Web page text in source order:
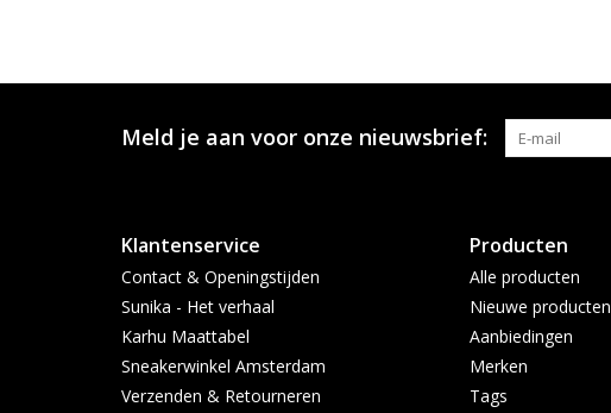
Meld je aan voor onze nieuwsbrief:
Klantenservice
Contact & Openingstijden
Sunika - Het verhaal
Karhu Maattabel
Sneakerwinkel Amsterdam
Verzenden & Retourneren
Producten
Alle producten
Nieuwe producten
Aanbiedingen
Merken
Tags